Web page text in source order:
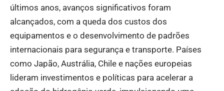
últimos anos, avanços significativos foram
alcançados, com a queda dos custos dos
equipamentos e o desenvolvimento de padrões
internacionais para segurança e transporte. Países
como Japão, Austrália, Chile e nações europeias
lideram investimentos e políticas para acelerar a